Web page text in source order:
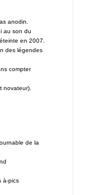
anodin.
au son du
en 2007.
des légendes
compter
novateur).
de la
à-pics